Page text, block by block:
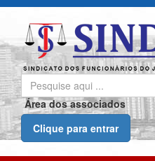
Área dos associados
Clique para entrar